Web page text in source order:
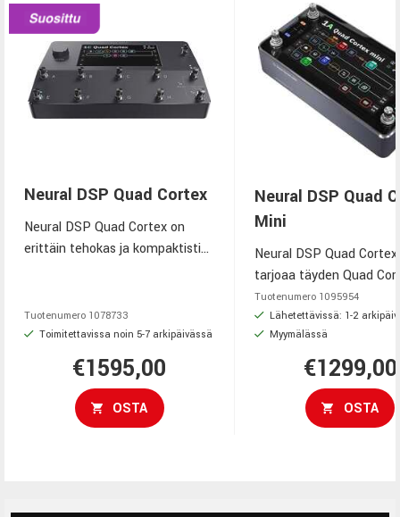
Neural DSP Quad Cortex
Neural DSP Quad Cortex on
erittäin tehokas ja kompaktisti
kitaralle ja bassolle. Se
hyödyntää neliytimistä
SHARC‑arkkitehtuuria ja
kehittynyttä Neural Capture™
‑tekoälymallinnusta, jonka avulla
laite voi analysoida ja jäljitellä
Tuotenumero 1078733
Toimitettavissa noin 5-7 arkipäivässä
€1595,00
OSTA
Neural DSP Quad
Mini
Neural DSP Quad
tarjoaa täyden Quad
suorituskyvyn
koossa kitaralle ja
Neural Capture, 7
kosketusnäyttö, Cortex
USB-C-monikanavainen
audiointerface tekevät
vahvan valinnan keikalle,
Tuotenumero 1095954
Lähetettävissä: 1-2
Myymälässä
€1299,00
OSTA